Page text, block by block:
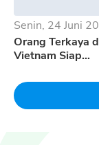
Senin, 24 Juni
Orang Terkaya
Vietnam Siap
Uangnya Untuk
Dream